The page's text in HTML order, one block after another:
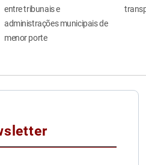
entre tribunais e
administrações municipais de
menor porte